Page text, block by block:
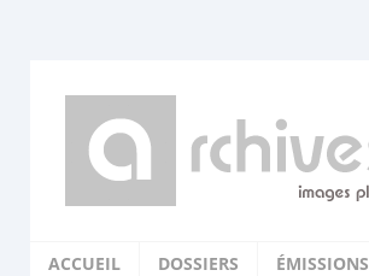
ACCUEIL DOSSIERS ÉMISSIONS